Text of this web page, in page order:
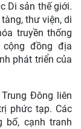
Di sản thế giới.
thư viện, di
truyền thống
đồng địa
phát triển của
Đông liên
phức tạp. Các
bố, cạnh tranh